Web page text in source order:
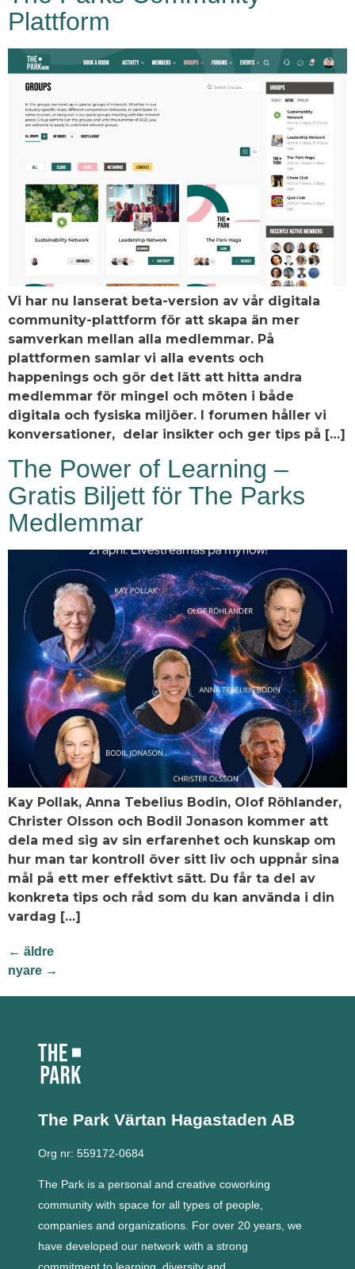
Plattform
Vi har nu lanserat beta-version av vår digitala
community-plattform för att skapa än mer
samverkan mellan alla medlemmar. På
plattformen samlar vi alla events och
happenings och gör det lätt att hitta andra
medlemmar för mingel och möten i både
digitala och fysiska miljöer. I forumen håller vi
konversationer, delar insikter och ger tips på […]
The Power of Learning –
Gratis Biljett för The Parks
Medlemmar
Kay Pollak, Anna Tebelius Bodin, Olof Röhlander,
Christer Olsson och Bodil Jonason kommer att
dela med sig av sin erfarenhet och kunskap om
hur man tar kontroll över sitt liv och uppnår sina
mål på ett mer effektivt sätt. Du får ta del av
konkreta tips och råd som du kan använda i din
vardag […]
← äldre
nyare →
The Park Värtan Hagastaden AB
Org nr: 559172-0684
The Park is a personal and creative coworking
community with space for all types of people,
companies and organizations. For over 20 years, we
have developed our network with a strong
commitment to learning, diversity and